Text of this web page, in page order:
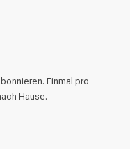
Einmal pro
Hause.